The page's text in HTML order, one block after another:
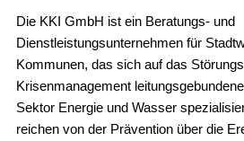
Die KKI GmbH ist ein Beratungs- und
Dienstleistungsunternehmen für
Kommunen, das sich auf das
Krisenmanagement
Sektor Energie und Wasser
reichen von der Prävention über die